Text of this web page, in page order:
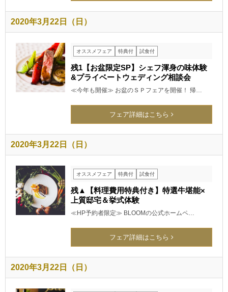
2020年3月22日（日）
オススメフェア 特典付 試食付
残1【お盆限定SP】シェフ渾身の味体験
&プライベートウェディング相談会
≪今年も開催≫ お盆のＳＰフェアを開催！ 帰…
フェア詳細はこちら
2020年3月22日（日）
オススメフェア 特典付 試食付
残▲【料理費用特典付き】特選牛堪能×
上質邸宅＆挙式体験
≪HP予約者限定≫ BLOOMの公式ホームペ…
フェア詳細はこちら
2020年3月22日（日）